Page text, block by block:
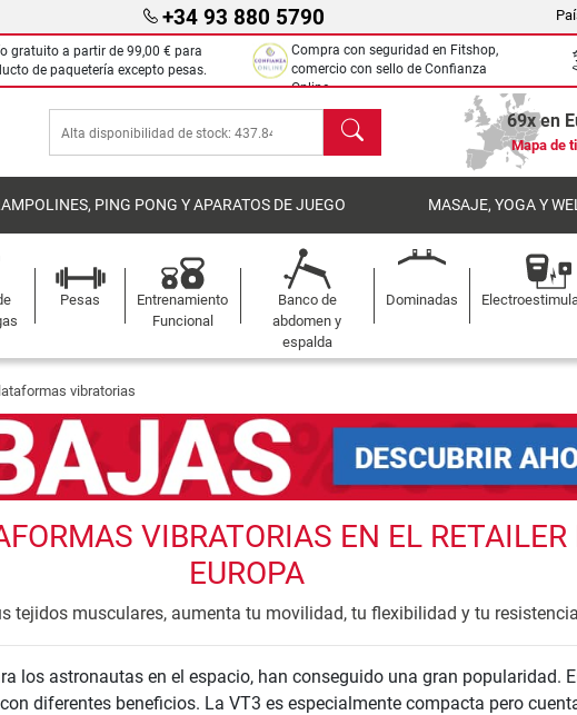
+34 93 880 5790
gratuito a partir de 99,00 € para
de paquetería excepto pesas.
Compra con seguridad en Fitshop,
comercio con sello de Confianza
Online.
Buscar 69x en
Mapa de
PING PONG Y APARATOS DE JUEGO MASAJE, YOGA Y
Pesas
Entrenamiento
Funcional
Banco de
abdomen y
espalda
Dominadas
vibratorias
VIBRATORIAS EN EL
EUROPA
tejidos musculares, aumenta tu movilidad, tu flexibilidad y tu
los astronautas en el espacio, han conseguido una gran popularidad.
diferentes beneficios. La VT3 es especialmente compacta pero